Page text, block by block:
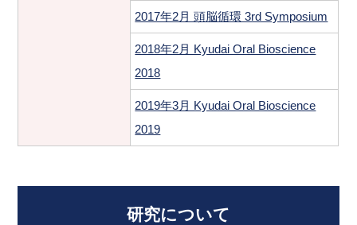
2017年2月 頭脳循環 3rd Symposium
2018年2月 Kyudai Oral Bioscience
2018
2019年3月 Kyudai Oral Bioscience
2019
研究について